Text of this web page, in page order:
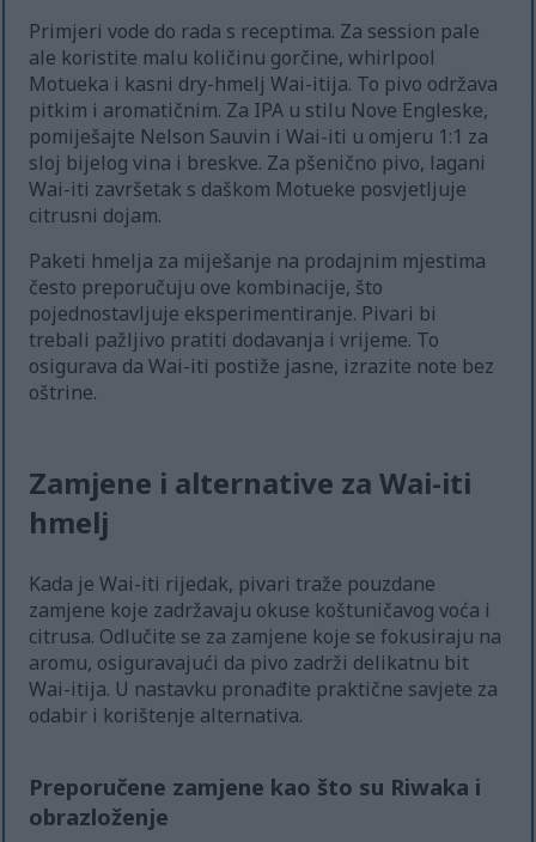
Primjeri vode do rada s receptima. Za session pale
ale koristite malu količinu gorčine, whirlpool
Motueka i kasni dry-hmelj Wai-itija. To pivo održava
pitkim i aromatičnim. Za IPA u stilu Nove Engleske,
pomiješajte Nelson Sauvin i Wai-iti u omjeru 1:1 za
sloj bijelog vina i breskve. Za pšenično pivo, lagani
Wai-iti završetak s daškom Motueke posvjetljuje
citrusni dojam.
Paketi hmelja za miješanje na prodajnim mjestima
često preporučuju ove kombinacije, što
pojednostavljuje eksperimentiranje. Pivari bi
trebali pažljivo pratiti dodavanja i vrijeme. To
osigurava da Wai-iti postiže jasne, izrazite note bez
oštrine.
Zamjene i alternative za Wai-iti
hmelj
Kada je Wai-iti rijedak, pivari traže pouzdane
zamjene koje zadržavaju okuse koštuničavog voća i
citrusa. Odlučite se za zamjene koje se fokusiraju na
aromu, osiguravajući da pivo zadrži delikatnu bit
Wai-itija. U nastavku pronađite praktične savjete za
odabir i korištenje alternativa.
Preporučene zamjene kao što su Riwaka i
obrazloženje